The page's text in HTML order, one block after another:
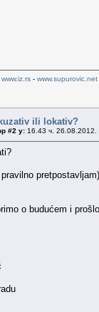
www.iz.rs - www.supurovic.net
ili lokativ?
#2 у: 16.43 ч. 26.08.2012.
pretpostavljam)
o budućem i